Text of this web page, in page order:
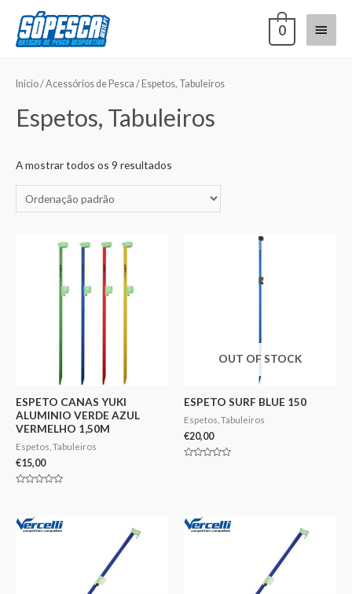
0
Início/Acessórios de Pesca / Espetos, Tabuleiros
Espetos, Tabuleiros
A mostrar todos os 9 resultados
ESPETO CANAS YUKI
ALUMINIO VERDE AZUL
VERMELHO 1,50M
Espetos, Tabuleiros
€15,00
5
OUT OF STOCK
ESPETO SURF BLUE 150
Espetos, Tabuleiros
€20,00